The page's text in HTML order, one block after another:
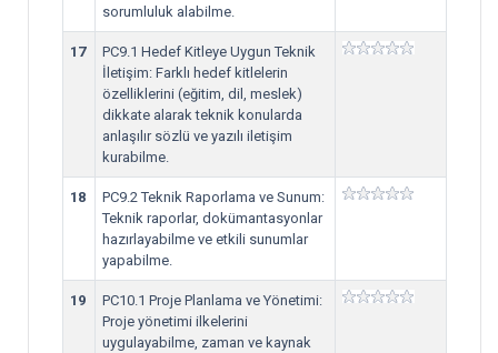
sorumluluk alabilme.
17
PC9.1 Hedef Kitleye Uygun Teknik
İletişim: Farklı hedef kitlelerin
özelliklerini (eğitim, dil, meslek)
dikkate alarak teknik konularda
anlaşılır sözlü ve yazılı iletişim
kurabilme.
18
PC9.2 Teknik Raporlama ve Sunum:
Teknik raporlar, dokümantasyonlar
hazırlayabilme ve etkili sunumlar
yapabilme.
19
PC10.1 Proje Planlama ve Yönetimi:
Proje yönetimi ilkelerini
uygulayabilme, zaman ve kaynak